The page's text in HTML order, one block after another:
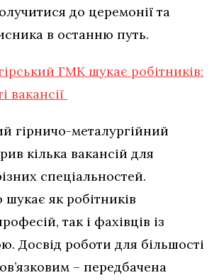
до церемонії та
в останню путь.
ГМК шукає робітників:
вакансії
гірничо-металургійний
кілька вакансій для
спеціальностей.
як робітників
так і фахівців із
Досвід роботи для більшості
– передбачена